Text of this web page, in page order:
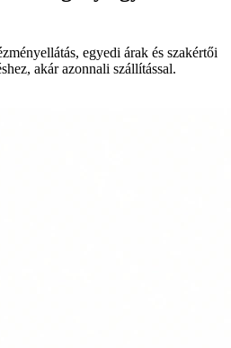
egyedi árak és szakértői
akár azonnali szállítással.